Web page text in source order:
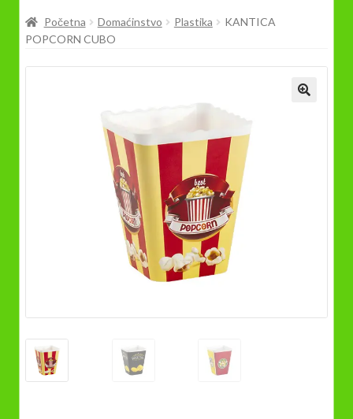
Prodavnica
Početna Domaćinstvo Plastika
KANTICA
POPCORN CUBO